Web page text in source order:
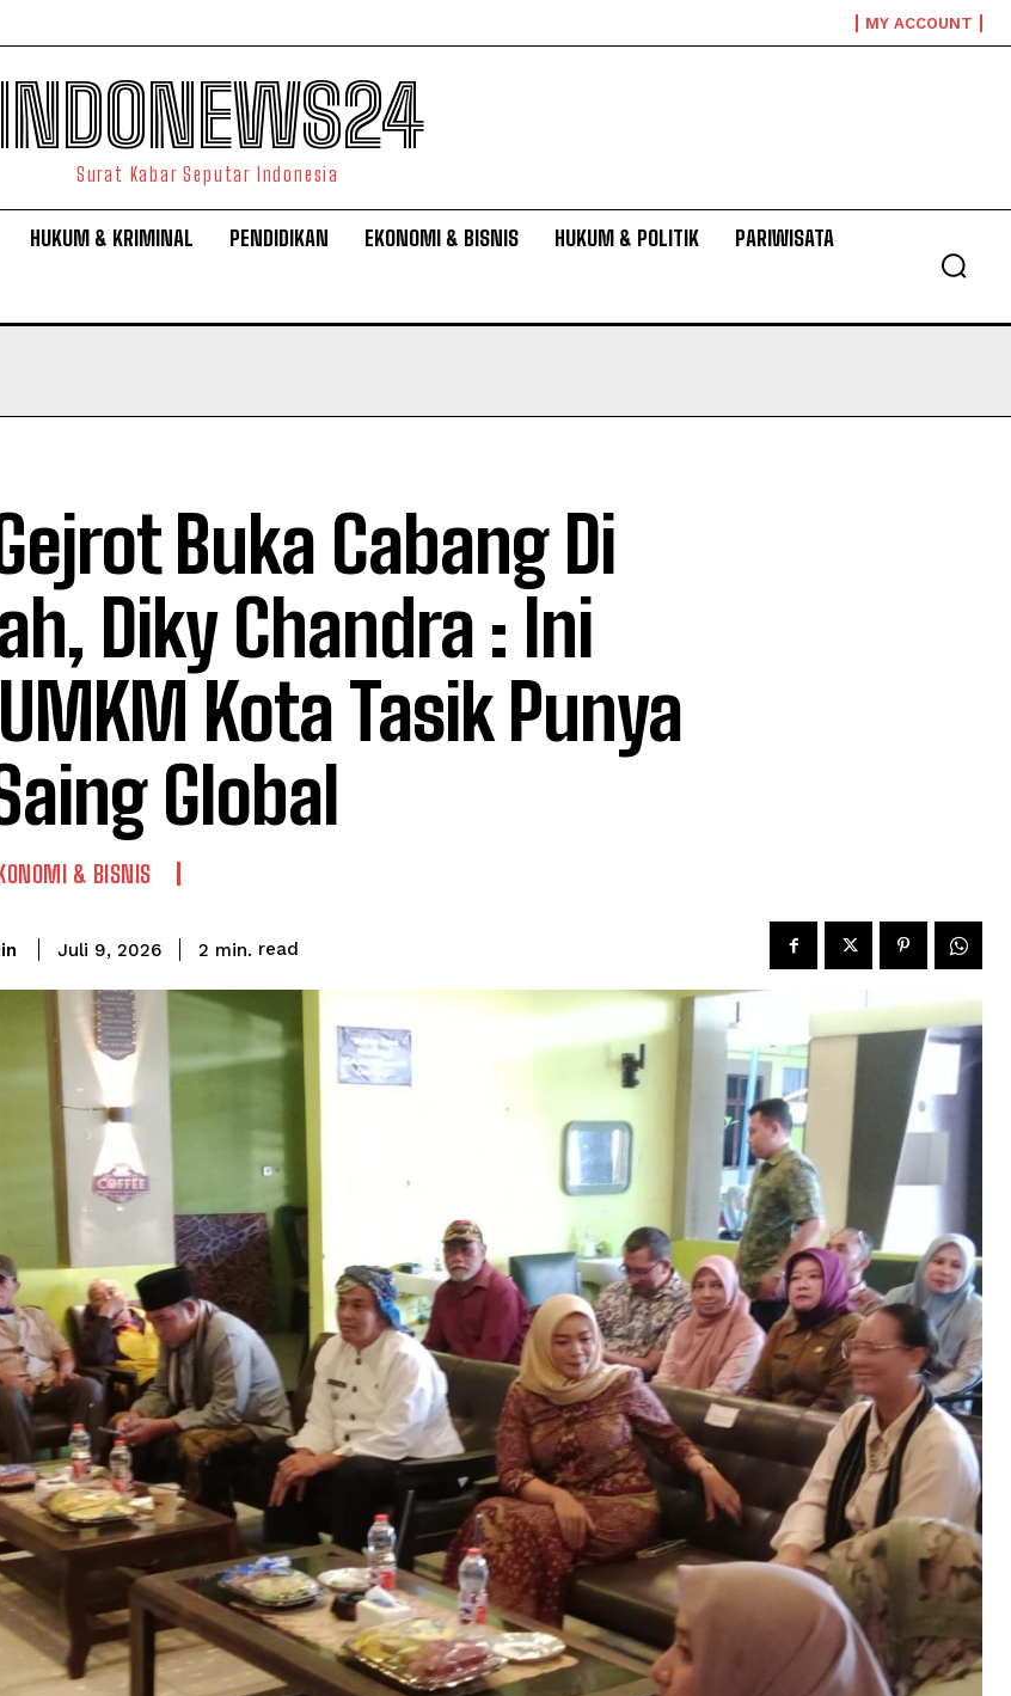
MY ACCOUNT
Surat Kabar Seputar Indonesia
HUKUM & KRIMINAL PENDIDIKAN EKONOMI & BISNIS HUKUM & POLITIK PARIWISATA
Buka Cabang Di
Diky Chandra : Ini
Kota Tasik Punya
Global
& BISNIS
Juli 9, 2026 2 min. read